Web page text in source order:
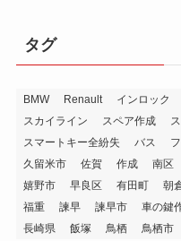
タグ
BMW Renault インロック
スカイライン
スペア作成
スマートキー全紛失
バス
久留米市
佐賀 作成 南区
嬉野市
早良区 有田町 朝
福重
諫早 諫早市 車の鍵
長崎県
飯塚 鳥栖 鳥栖市